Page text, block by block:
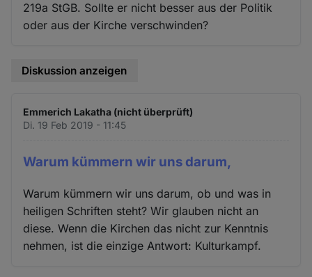
219a StGB. Sollte er nicht besser aus der Politik
oder aus der Kirche verschwinden?
Diskussion anzeigen
Emmerich Lakatha (nicht überprüft)
Di. 19 Feb 2019 - 11:45
Warum kümmern wir uns darum,
Warum kümmern wir uns darum, ob und was in
heiligen Schriften steht? Wir glauben nicht an
diese. Wenn die Kirchen das nicht zur Kenntnis
nehmen, ist die einzige Antwort: Kulturkampf.